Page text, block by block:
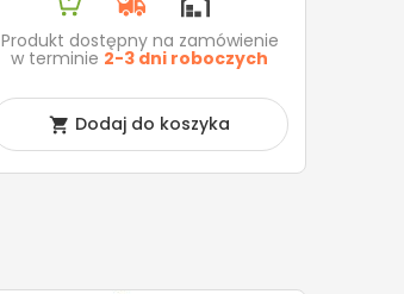
Produkt dostępny na zamówienie
w terminie 2-3 dni roboczych
 Dodaj do koszyka